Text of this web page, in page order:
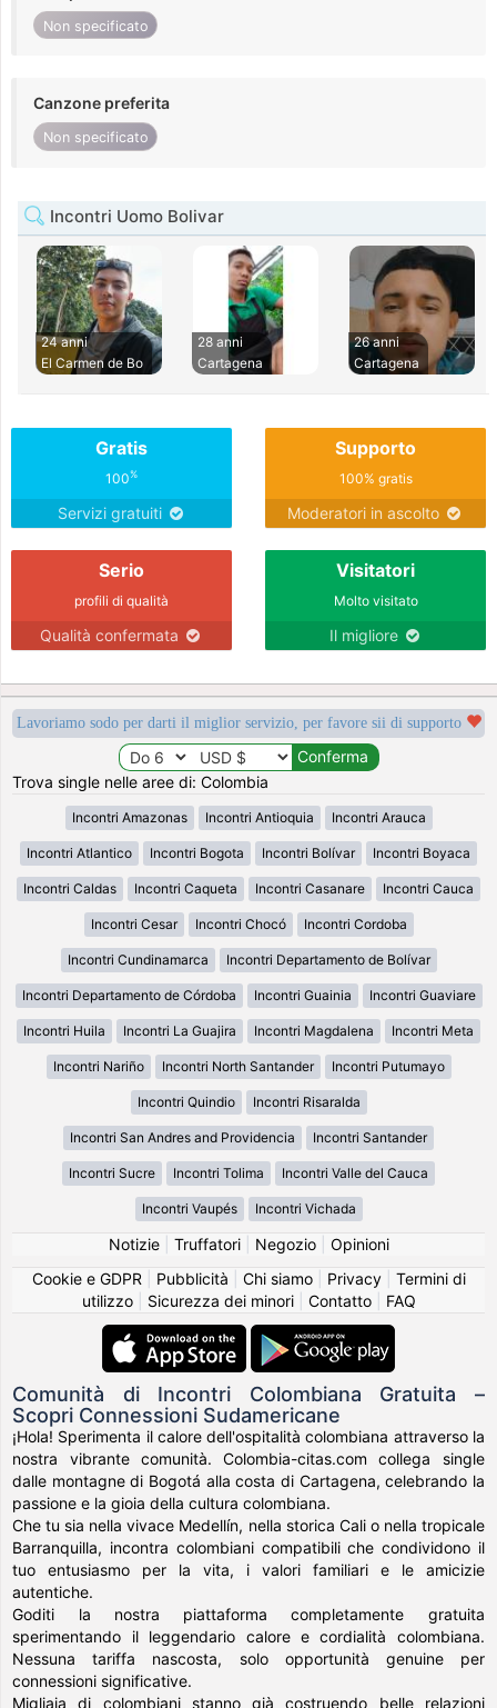
Non specificato
Canzone preferita
Non specificato
Incontri Uomo Bolivar
24 anni
El Carmen de Bo
28 anni
Cartagena
26 anni
Cartagena
Gratis
100%
Servizi gratuiti
Supporto
100% gratis
Moderatori in ascolto
Serio
profili di qualità
Qualità confermata
Visitatori
Molto visitato
Il migliore
Lavoriamo sodo per darti il miglior servizio, per favore sii di supporto
Trova single nelle aree di: Colombia
Incontri Amazonas Incontri Antioquia Incontri Arauca
Incontri Atlantico Incontri Bogota Incontri Bolívar Incontri Boyaca
Incontri Caldas Incontri Caqueta Incontri Casanare Incontri Cauca
Incontri Cesar Incontri Chocó Incontri Cordoba
Incontri Cundinamarca Incontri Departamento de Bolívar
Incontri Departamento de Córdoba Incontri Guainia Incontri Guaviare
Incontri Huila Incontri La Guajira Incontri Magdalena Incontri Meta
Incontri Nariño Incontri North Santander Incontri Putumayo
Incontri Quindio Incontri Risaralda
Incontri San Andres and Providencia Incontri Santander
Incontri Sucre Incontri Tolima Incontri Valle del Cauca
Incontri Vaupés Incontri Vichada
Notizie| Truffatori| Negozio| Opinioni
Cookie e GDPR
Pubblicità Chi siamo| Privacy| Termini di
utilizzo| Sicurezza dei minori| Contatto| FAQ
Comunità di Incontri Colombiana Gratuita –
Scopri Connessioni Sudamericane
¡Hola! Sperimenta il calore dell'ospitalità colombiana attraverso la
nostra vibrante comunità. Colombia-citas.com collega single
dalle montagne di Bogotá alla costa di Cartagena, celebrando la
passione e la gioia della cultura colombiana.
Che tu sia nella vivace Medellín, nella storica Cali o nella tropicale
Barranquilla, incontra colombiani compatibili che condividono il
tuo entusiasmo per la vita, i valori familiari e le amicizie
autentiche.
Goditi la nostra piattaforma completamente gratuita
sperimentando il leggendario calore e cordialità colombiana.
Nessuna tariffa nascosta, solo opportunità genuine per
connessioni significative.
Migliaia di colombiani stanno già costruendo belle relazioni